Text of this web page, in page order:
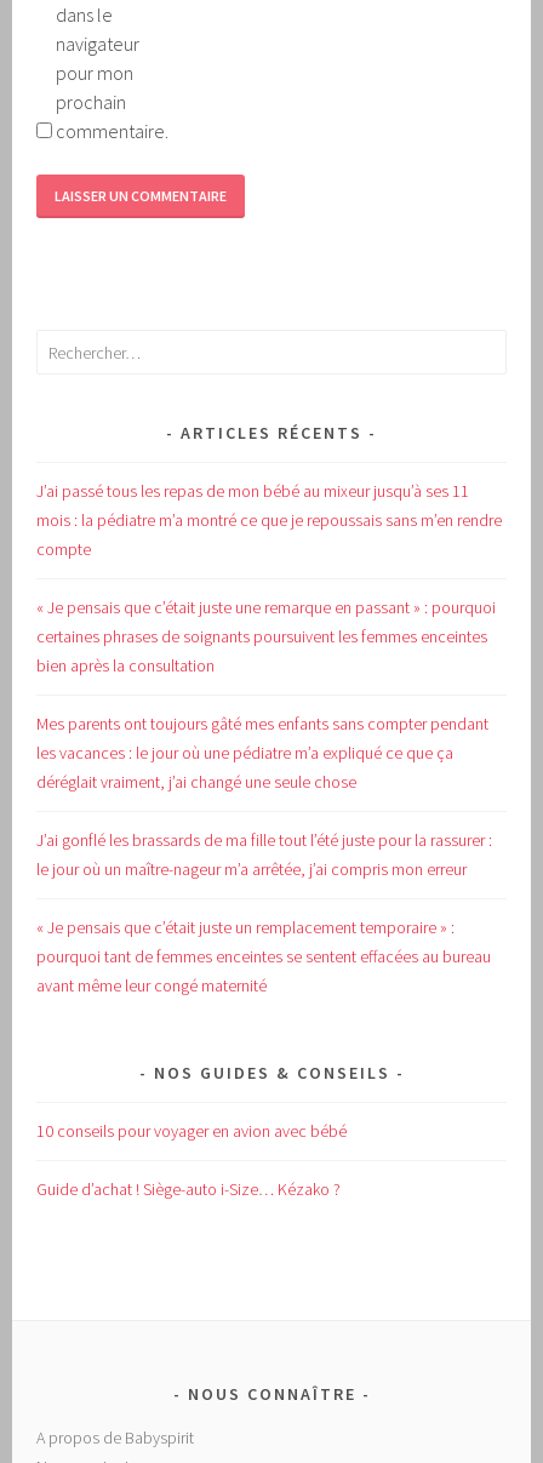
dans le
navigateur
pour mon
prochain
commentaire.
Rechercher :
ARTICLES RÉCENTS
J’ai passé tous les repas de mon bébé au mixeur jusqu’à ses 11
mois : la pédiatre m’a montré ce que je repoussais sans m’en rendre
compte
« Je pensais que c’était juste une remarque en passant » : pourquoi
certaines phrases de soignants poursuivent les femmes enceintes
bien après la consultation
Mes parents ont toujours gâté mes enfants sans compter pendant
les vacances : le jour où une pédiatre m’a expliqué ce que ça
déréglait vraiment, j’ai changé une seule chose
J’ai gonflé les brassards de ma fille tout l’été juste pour la rassurer :
le jour où un maître-nageur m’a arrêtée, j’ai compris mon erreur
« Je pensais que c’était juste un remplacement temporaire » :
pourquoi tant de femmes enceintes se sentent effacées au bureau
avant même leur congé maternité
NOS GUIDES & CONSEILS
10 conseils pour voyager en avion avec bébé
Guide d’achat !Siège-auto i-Size… Kézako ?
NOUS CONNAÎTRE
A propos de Babyspirit